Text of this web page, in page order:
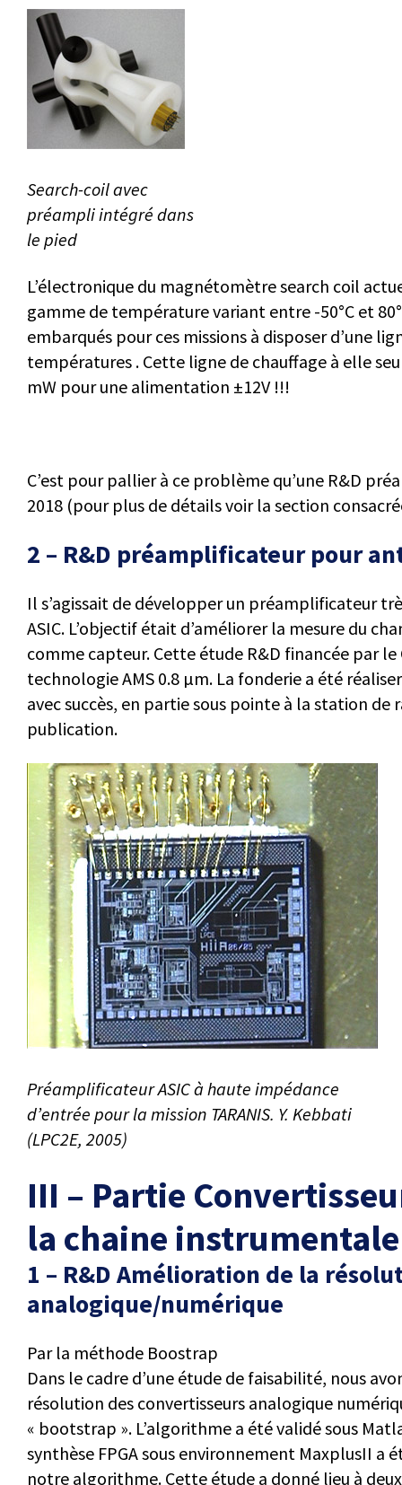
Search-coil avec
préampli intégré dans
le pied
L’électronique du magnétomètre search coil
gamme de température variant entre -50°C et
embarqués pour ces missions à disposer d’une
températures . Cette ligne de chauffage à elle
mW pour une alimentation ±12V !!!
C’est pour pallier à ce problème qu’une R&D
2018 (pour plus de détails voir la section
2 – R&D préamplificateur pour
Il s’agissait de développer un préamplificateur
ASIC. L’objectif était d’améliorer la mesure du
comme capteur. Cette étude R&D financée par le
technologie AMS 0.8 µm. La fonderie a été
avec succès, en partie sous pointe à la station
publication.
Préamplificateur ASIC à haute impédance
d’entrée pour la mission TARANIS. Y. Kebbati
(LPC2E, 2005)
III – Partie
la chaine instrumentale
1 – R&D Amélioration de la
analogique/numérique
Par la méthode Boostrap
Dans le cadre d’une étude de faisabilité, nous
résolution des convertisseurs analogique
« bootstrap ». L’algorithme a été validé sous
synthèse FPGA sous environnement MaxplusII a
notre algorithme. Cette étude a donné lieu à